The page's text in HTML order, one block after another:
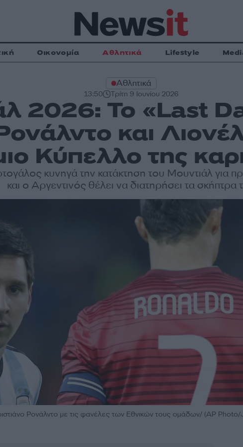
Οικονομία Αθλητικά Lifestyle
Αθλητικά
13:50 Τρίτη 9 Ιουνίου 2026
2026: Το «Last
και
Κύπελλο της
κυνηγά την κατάκτηση του Μουντιάλ για
και ο Αργεντινός θέλει να διατηρήσει τα σκήπτρα
Ρονάλντο με τις φανέλες των Εθνικών τους ομάδων/ (AP